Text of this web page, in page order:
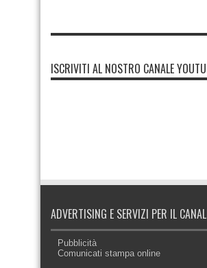
ISCRIVITI AL NOSTRO CANALE
ADVERTISING E SERVIZI PER IL
Pubblicità
Comunicati stampa online